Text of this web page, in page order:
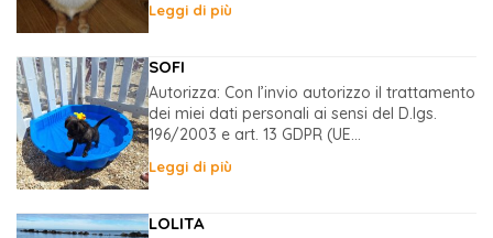
Leggi di più
SOFI
Autorizza: Con l’invio autorizzo il trattamento
dei miei dati personali ai sensi del D.lgs.
196/2003 e art. 13 GDPR (UE...
Leggi di più
LOLITA